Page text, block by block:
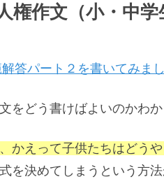
権作文（小・中学
答パート２を書いてみまし
をどう書けばよいのかわ
かえって子供たちはどう
を決めてしまうという方法